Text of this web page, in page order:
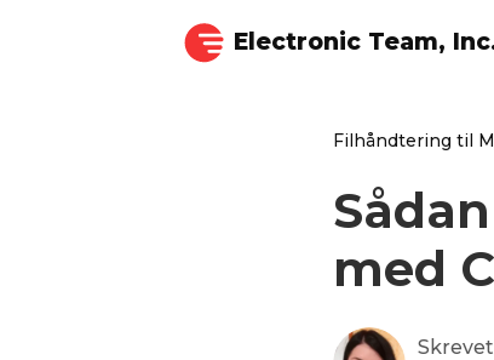
Electronic Team,
Filhåndtering til
med